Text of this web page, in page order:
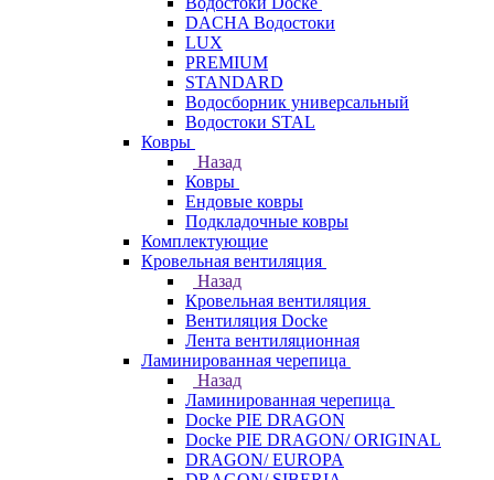
DACHA Водостоки
LUX
PREMIUM
STANDARD
Водосборник универсальный
Водостоки STAL
Ковры
Назад
Ковры
Ендовые ковры
Подкладочные ковры
Комплектующие
Кровельная вентиляция
Назад
Кровельная вентиляция
Вентиляция Docke
Лента вентиляционная
Ламинированная черепица
Назад
Ламинированная черепица
Docke PIE DRAGON
Docke PIE DRAGON/ ORIGINAL
DRAGON/ EUROPA